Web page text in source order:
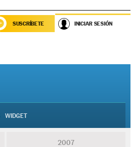
SUSCRÍBETE INICIAR SESIÓN
WIDGET
2007